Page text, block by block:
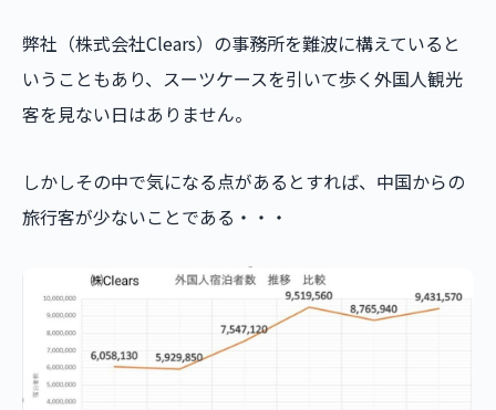
弊社（株式会社Clears）の事務所を難波に構えていると
いうこともあり、スーツケースを引いて歩く外国人観光
客を見ない日はありません。
しかしその中で気になる点があるとすれば、中国からの
旅行客が少ないことである・・・